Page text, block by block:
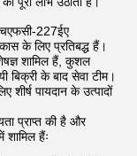
227ईए
के लिए प्रतिबद्ध हैं।
शामिल हैं, कुशल
बिक्री के बाद सेवा टीम।
पायदान के उत्पादों
प्राप्त की है और
शामिल हैंः